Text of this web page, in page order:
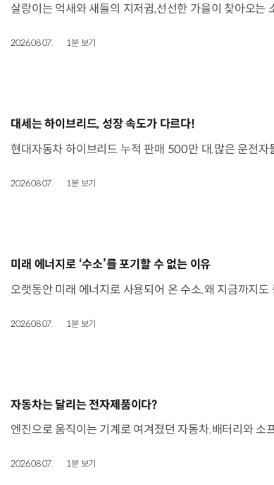
2026.08.07. 1분 보기
[동영상]
대세는 하이브리드, 성장 속도가 다르다!
2026.08.07. 1분 보기
[동영상]
미래 에너지로 ‘수소’를 포기할 수 없는 이유
2026.08.07. 1분 보기
[동영상]
자동차는 달리는 전자제품이다?
2026.08.07. 1분 보기